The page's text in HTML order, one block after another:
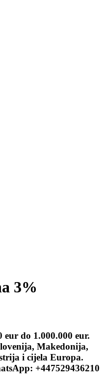
3%
do 1.000.000 eur.
Makedonija,
i cijela Europa.
+447529436210